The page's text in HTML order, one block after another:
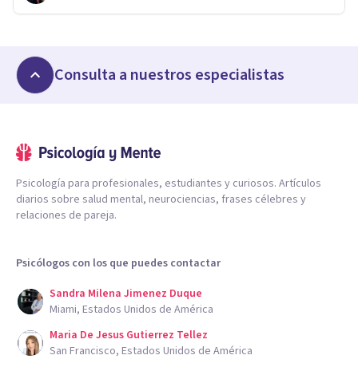
Consulta a nuestros especialistas
Psicología para profesionales, estudiantes y curiosos. Artículos
diarios sobre salud mental, neurociencias, frases célebres y
relaciones de pareja.
Psicólogos con los que puedes contactar
Sandra Milena Jimenez Duque
Miami, Estados Unidos de América
Maria De Jesus Gutierrez Tellez
San Francisco, Estados Unidos de América